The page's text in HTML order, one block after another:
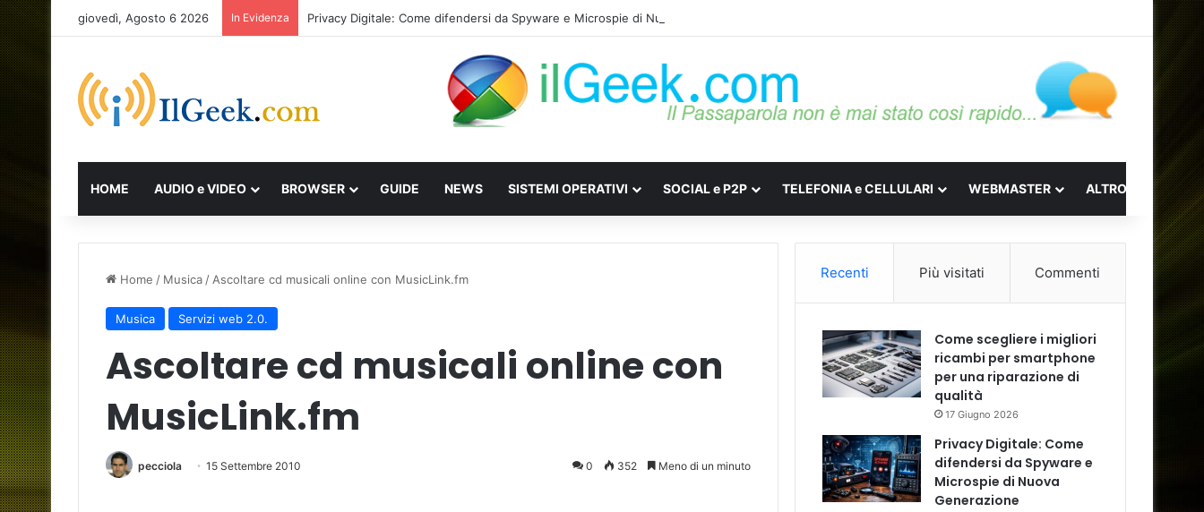
giovedì, Agosto 6 2026 In Evidenza Privacy Digitale: Come difendersi da Spyware e Microspie di Nuova Generazione
HOME AUDIO e VIDEO BROWSER GUIDE NEWS SISTEMI OPERATIVI SOCIAL e P2P TELEFONIA e CELLULARI WEBMASTER ALTRO
Home / Musica / Ascoltare cd musicali online con MusicLink.fm
Musica Servizi web 2.0.
Ascoltare cd musicali online con
MusicLink.fm
pecciola 15 Settembre 2010 0 352 Meno di un minuto
Recenti Più visitati Commenti
Come scegliere i migliori
ricambi per smartphone
per una riparazione di
qualità
17 Giugno 2026
Privacy Digitale: Come
difendersi da Spyware e
Microspie di Nuova
Generazione